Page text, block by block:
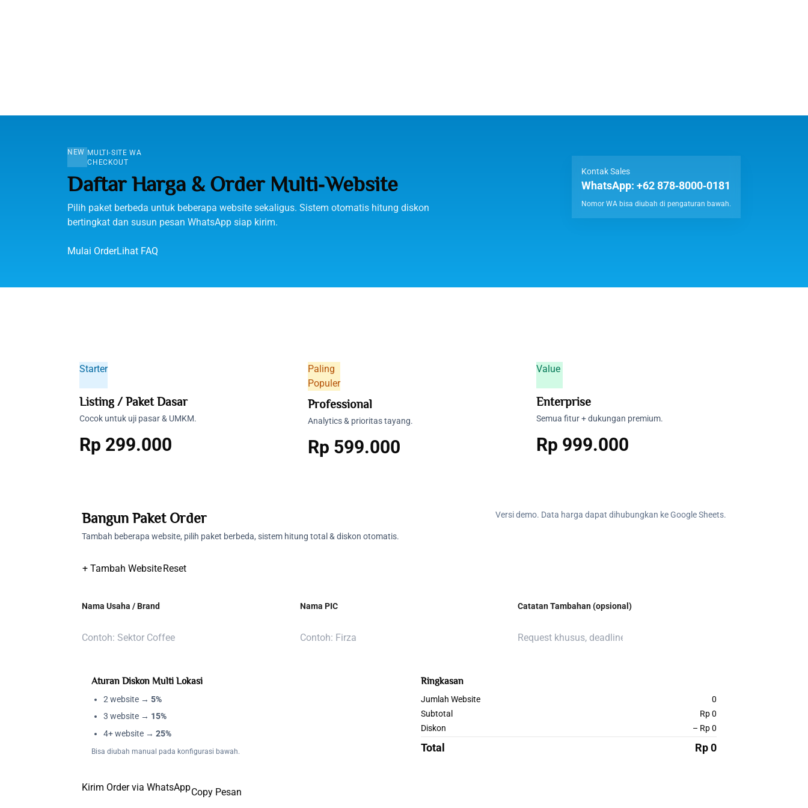
NEW MULTI‑SITE WA
CHECKOUT
Daftar Harga & Order Multi‑Website
Pilih paket berbeda untuk beberapa website sekaligus. Sistem otomatis hitung diskon
bertingkat dan susun pesan WhatsApp siap kirim.
Kontak Sales
WhatsApp: +62 878‑8000‑0181
Nomor WA bisa diubah di pengaturan bawah.
Mulai OrderLihat FAQ
Starter
Listing / Paket Dasar
Cocok untuk uji pasar & UMKM.
Rp 299.000
Paling
Populer
Professional
Analytics & prioritas tayang.
Rp 599.000
Value
Enterprise
Semua fitur + dukungan premium.
Rp 999.000
Bangun Paket Order
Tambah beberapa website, pilih paket berbeda, sistem hitung total & diskon otomatis.
Versi demo. Data harga dapat dihubungkan ke Google Sheets.
+ Tambah WebsiteReset
Nama Usaha / Brand Nama PIC Catatan Tambahan (opsional)
Aturan Diskon Multi Lokasi
2 website → 5%
3 website → 15%
4+ website → 25%
Bisa diubah manual pada konfigurasi bawah.
Ringkasan
Jumlah Website
0
Subtotal
Rp 0
Diskon
– Rp 0
Total Rp 0
Kirim Order via WhatsAppCopy Pesan